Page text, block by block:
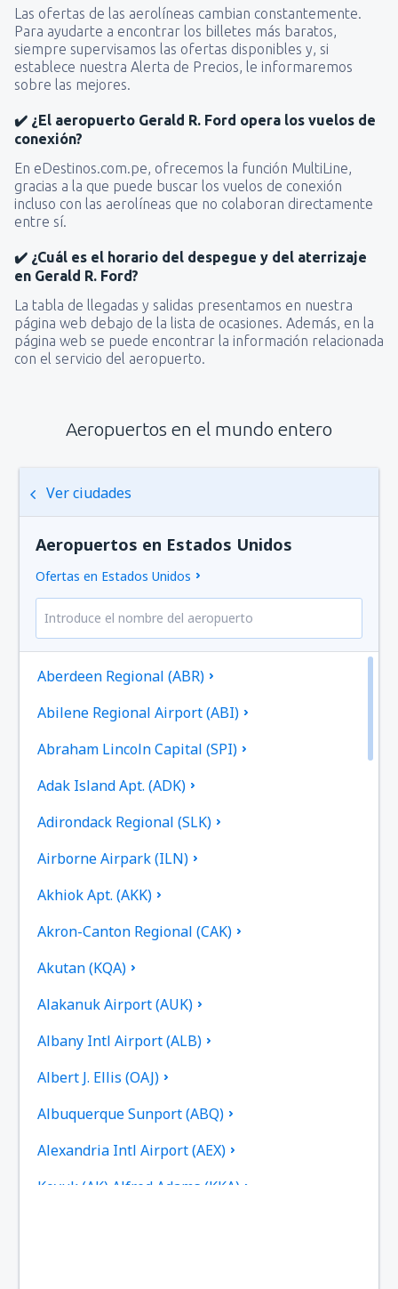
Las ofertas de las aerolíneas cambian constantemente.
Para ayudarte a encontrar los billetes más baratos,
siempre supervisamos las ofertas disponibles y, si
establece nuestra Alerta de Precios, le informaremos
sobre las mejores.
✔️ ¿El aeropuerto Gerald R. Ford opera los vuelos de
conexión?
En eDestinos.com.pe, ofrecemos la función MultiLine,
gracias a la que puede buscar los vuelos de conexión
incluso con las aerolíneas que no colaboran directamente
entre sí.
✔️ ¿Cuál es el horario del despegue y del aterrizaje
en Gerald R. Ford?
La tabla de llegadas y salidas presentamos en nuestra
página web debajo de la lista de ocasiones. Además, en la
página web se puede encontrar la información relacionada
con el servicio del aeropuerto.
Aeropuertos en el mundo entero
Ver ciudades
Aeropuertos en Estados Unidos
Ofertas en Estados Unidos
Aberdeen Regional (ABR)
Abilene Regional Airport (ABI)
Abraham Lincoln Capital (SPI)
Adak Island Apt. (ADK)
Adirondack Regional (SLK)
Airborne Airpark (ILN)
Akhiok Apt. (AKK)
Akron-Canton Regional (CAK)
Akutan (KQA)
Alakanuk Airport (AUK)
Albany Intl Airport (ALB)
Albert J. Ellis (OAJ)
Albuquerque Sunport (ABQ)
Alexandria Intl Airport (AEX)
Koyuk (AK) Alfred Adams (KKA)